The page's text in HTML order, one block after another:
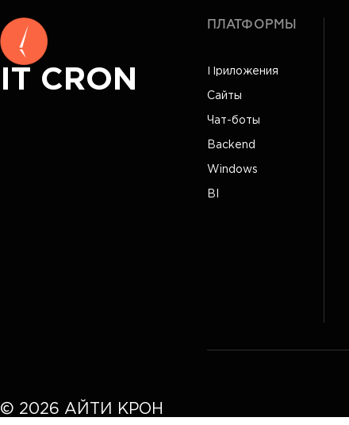
IT CRON
© 2026 АЙТИ КРОН
ПЛАТФОРМЫ
Приложения
Сайты
Чат-боты
Backend
Windows
BI